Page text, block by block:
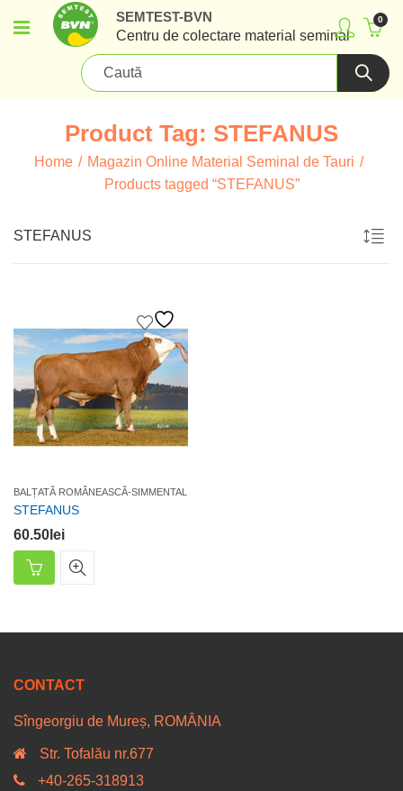
SEMTEST-BVN
Centru de colectare material seminal
0
Product Tag: STEFANUS
Home
Magazin Online Material Seminal de Tauri
Products tagged “STEFANUS”
STEFANUS
BALȚATĂ ROMÂNEASCĂ-SIMMENTAL
STEFANUS
60.50 lei
CONTACT
Sîngeorgiu de Mureș, ROMÂNIA
Str. Tofalău nr.677
+40-265-318913